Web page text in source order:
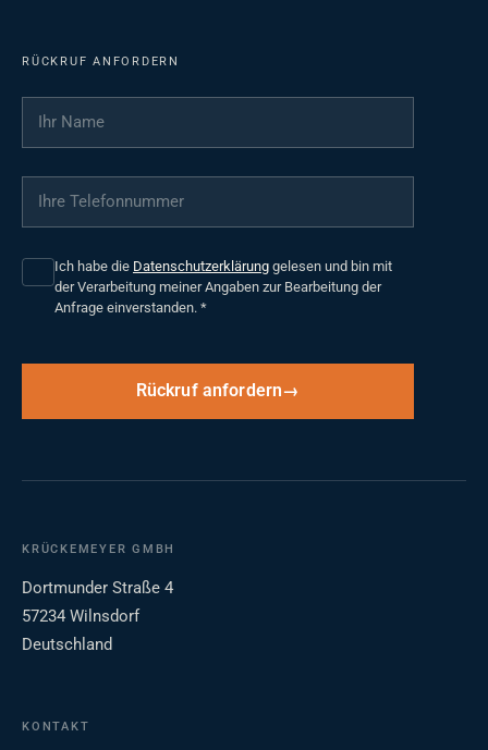
RÜCKRUF ANFORDERN
Ihr Name
Ihre Telefonnummer
Ich habe die Datenschutzerklärung gelesen und bin mit
der Verarbeitung meiner Angaben zur Bearbeitung der
Anfrage einverstanden. *
Rückruf anfordern
KRÜCKEMEYER GMBH
Dortmunder Straße 4
57234 Wilnsdorf
Deutschland
KONTAKT